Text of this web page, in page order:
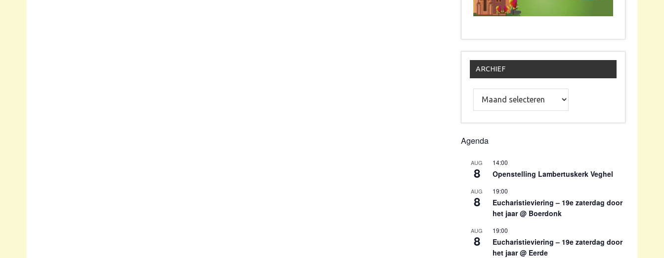
ARCHIEF
Archief
Agenda
AUG
8
14:00
Openstelling Lambertuskerk Veghel
AUG
8
19:00
Eucharistieviering – 19e zaterdag door
het jaar @ Boerdonk
AUG
8
19:00
Eucharistieviering – 19e zaterdag door
het jaar @ Eerde